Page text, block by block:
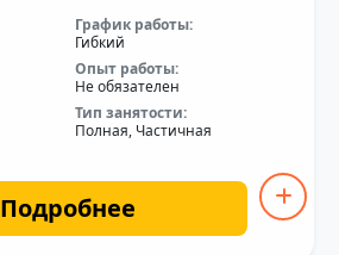
График работы:
Гибкий
Опыт работы:
Не обязателен
Тип занятости:
Полная, Частичная
Подробнее